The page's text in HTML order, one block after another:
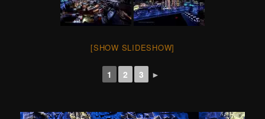
[SHOW SLIDESHOW]
1 2 3 ►